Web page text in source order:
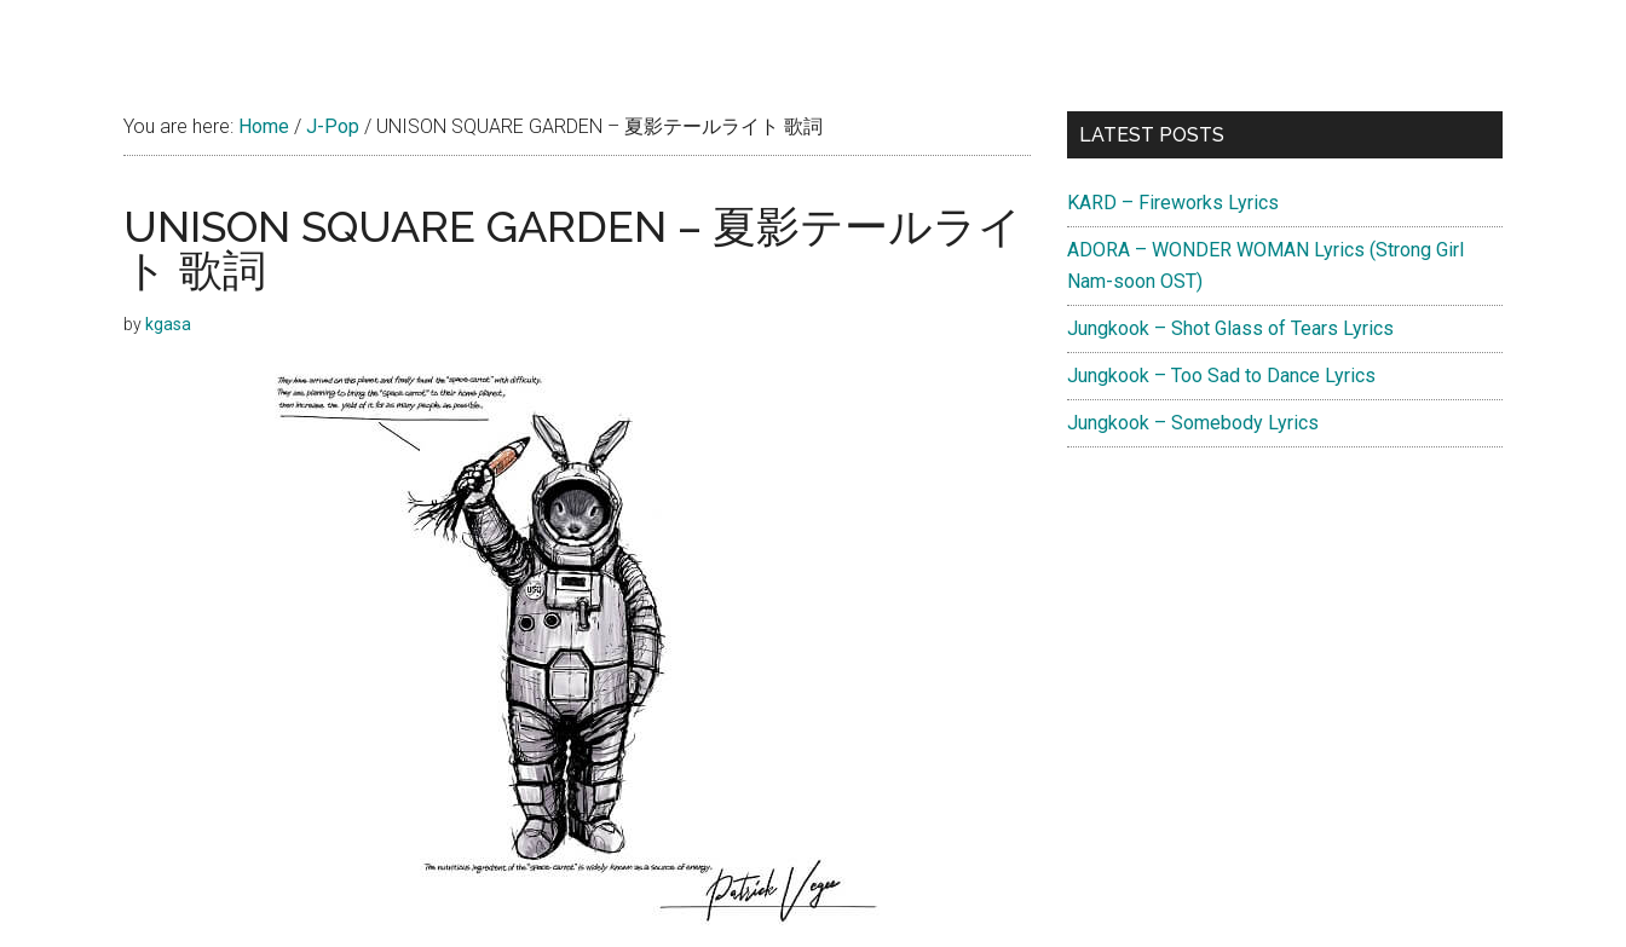
You are here: Home / J-Pop / UNISON SQUARE GARDEN – 夏影テールライト 歌詞
UNISON SQUARE GARDEN – 夏影テールライ
ト 歌詞
by kgasa
Primary
LATEST POSTS
KARD – Fireworks Lyrics
ADORA – WONDER WOMAN Lyrics (Strong Girl
Nam-soon OST)
Jungkook – Shot Glass of Tears Lyrics
Jungkook – Too Sad to Dance Lyrics
Jungkook – Somebody Lyrics